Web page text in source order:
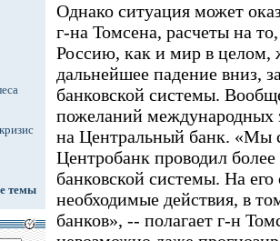
темы
Однако ситуация может
г-на Томсена, расчеты на
Россию, как и мир в целом,
дальнейшее падение вниз,
банковской системы.
пожеланий международных
на Центральный банк. «Мы
Центробанк проводил
банковской системы. На
необходимые действия, в
банков», -- полагает г-н